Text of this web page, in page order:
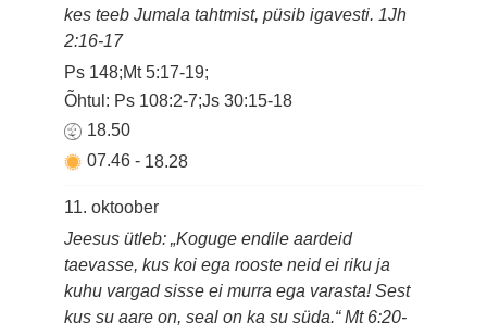
kes teeb Jumala tahtmist, püsib igavesti. 1Jh
2:16-17
Ps 148;Mt 5:17-19;
Õhtul: Ps 108:2-7;Js 30:15-18
18.50
07.46- 18.28
11. oktoober
Jeesus ütleb: „Koguge endile aardeid
taevasse, kus koi ega rooste neid ei riku ja
kuhu vargad sisse ei murra ega varasta! Sest
kus su aare on, seal on ka su süda.“ Mt 6:20-